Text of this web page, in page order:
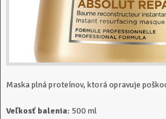
Maska plná proteínov, ktorá opravuje
Veľkosť balenia:500 ml